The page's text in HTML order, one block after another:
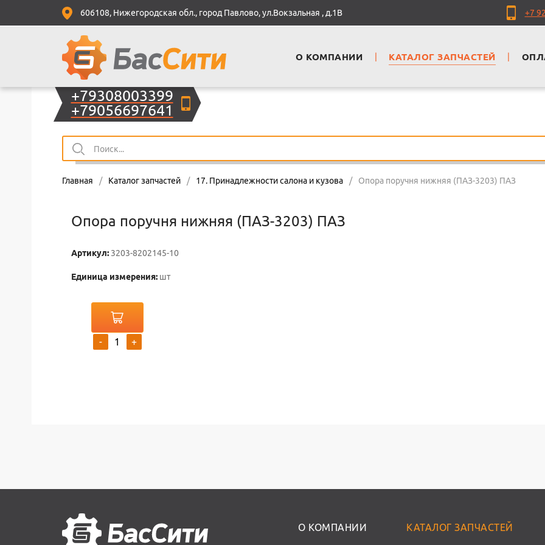
+79308003399
+79056697641
Главная / Каталог запчастей / 17. Принадлежности салона и кузова / Опора поручня нижняя (ПАЗ-3203) ПАЗ
Опора поручня нижняя (ПАЗ-3203) ПАЗ
Артикул: 3203-8202145-10
Единица измерения: шт
- +
О КОМПАНИИ КАТАЛОГ ЗАПЧАСТЕЙ
606108, Нижегородская обл., город Павлово, ул.Вокзальная , д.1В +7
О КОМПАНИИ КАТАЛОГ ЗАПЧАСТЕЙ